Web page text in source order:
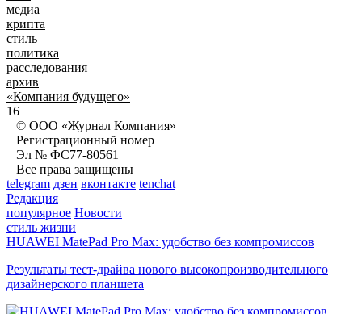
медиа
крипта
стиль
политика
расследования
архив
«Компания будущего»
16+
© ООО «Журнал Компания»
Регистрационный номер
Эл № ФС77-80561
Все права защищены
telegram дзен вконтакте tenchat
Редакция
популярное Новости
стиль жизни
HUAWEI MatePad Pro Max: удобство без компромиссов
Результаты тест-драйва нового высокопроизводительного
дизайнерского планшета